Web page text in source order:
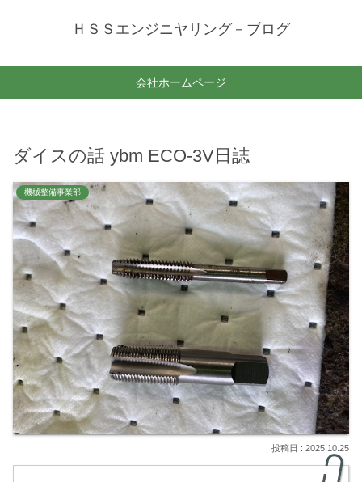
ＨＳＳエンジニヤリング－ブログ
会社ホームページ
ダイスの話 ybm ECO-3V日誌
機械整備事業部
2025.10.25